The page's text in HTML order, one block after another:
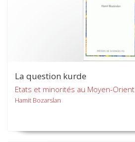
La question kurde
Etats et minorités au Moyen-Orient
Hamit Bozarslan